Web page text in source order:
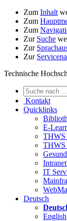
Zum Inhalt
Zum
Zum
Zur Suche
Zur
Zur
Technische
Kontakt
Quicklinks
E-
THWS
THWS
IT
Deutsch
English